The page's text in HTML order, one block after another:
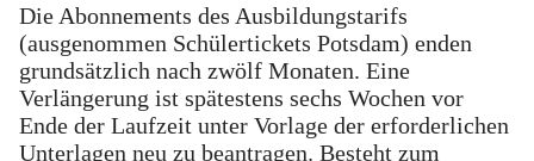
Die Abonnements des Ausbildungstarifs
(ausgenommen Schülertickets Potsdam) enden
grundsätzlich nach zwölf Monaten. Eine
Verlängerung ist spätestens sechs Wochen vor
Ende der Laufzeit unter Vorlage der erforderlichen
Unterlagen neu zu beantragen. Besteht zum